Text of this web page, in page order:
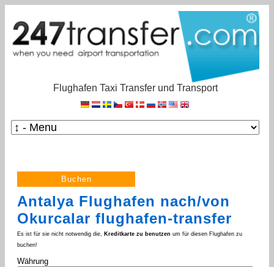
Flughafen Taxi Transfer und Transport
Antalya Flughafen nach/von
Okurcalar flughafen-transfer
Es ist für sie nicht notwendig die, Kreditkarte zu benutzen um für diesen Flughafen zu
buchen!
Währung